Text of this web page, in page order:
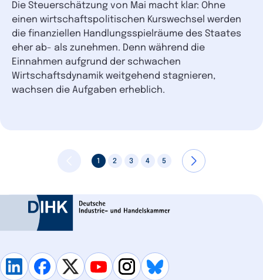
Die Steuerschätzung von Mai macht klar: Ohne
einen wirtschaftspolitischen Kurswechsel werden
die finanziellen Handlungsspielräume des Staates
eher ab- als zunehmen. Denn während die
Einnahmen aufgrund der schwachen
Wirtschaftsdynamik weitgehend stagnieren,
wachsen die Aufgaben erheblich.
2 3 4 5